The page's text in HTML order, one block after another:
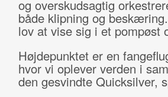
og overskudsagtig
både klipning og
lov at vise sig i et
Højdepunktet er en
hvor vi oplever verden i
den gesvindte Quicksilver,